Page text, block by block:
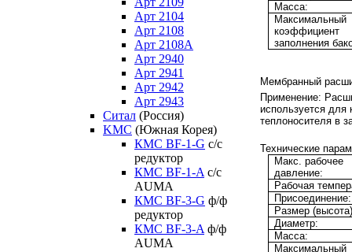
Арт 2104
Арт 2108
Арт 2108A
Арт 2940
Арт 2941
Арт 2942
Арт 2943
Ситал (Россия)
KMC (Южная Корея)
КМС BF-1-G с/с
редуктор
КМС BF-1-A с/с
AUMA
КМС BF-3-G ф/ф
редуктор
КМС BF-3-A ф/ф
AUMA
Масса:
Максимальный
коэффициент
заполнения
Мембранный
Применение:
используется для
теплоносителя в
Технические
Макс. рабочее
давление:
Рабочая
Присоединение:
Размер
Диаметр:
Масса:
Максимальный